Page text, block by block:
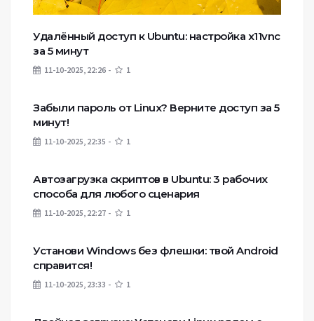
Удалённый доступ к Ubuntu: настройка x11vnc
за 5 минут
11-10-2025, 22:26 1
Забыли пароль от Linux? Верните доступ за 5
минут!
11-10-2025, 22:35 1
Автозагрузка скриптов в Ubuntu: 3 рабочих
способа для любого сценария
11-10-2025, 22:27 1
Установи Windows без флешки: твой Android
справится!
11-10-2025, 23:33 1